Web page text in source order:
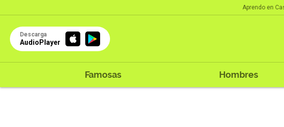
Aprendo en
Descarga
AudioPlayer
Famosas Hombres